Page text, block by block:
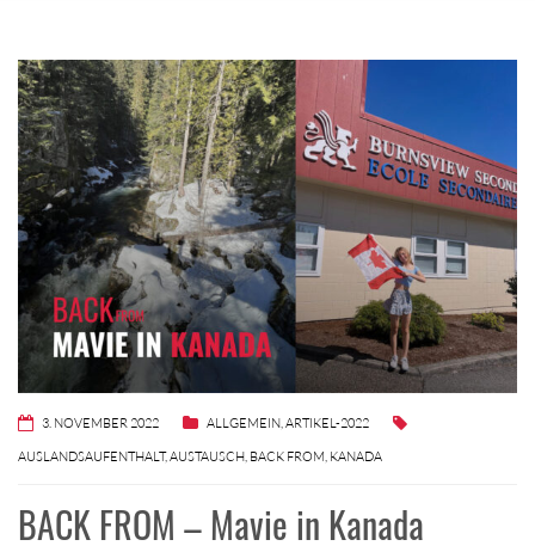
3. NOVEMBER 2022 ALLGEMEIN ARTIKEL-2022
AUSLANDSAUFENTHALT,AUSTAUSCH BACK FROM KANADA
BACK FROM – Mavie in Kanada